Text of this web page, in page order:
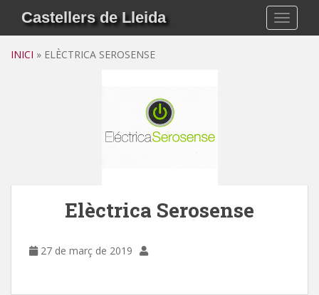
i
Castellers de Lleida
INICI » ELÈCTRICA SEROSENSE
Elèctrica Serosense
27 de març de 2019